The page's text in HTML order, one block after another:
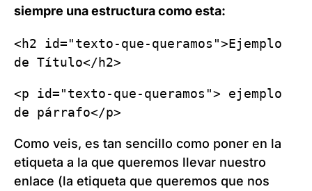
siempre una estructura como esta:
<h2 id="texto-que-queramos">Ejemplo
de Título</h2>
<p id="texto-que-queramos"> ejemplo
de párrafo</p>
Como veis, es tan sencillo como poner en la
etiqueta a la que queremos llevar nuestro
enlace (la etiqueta que queremos que nos